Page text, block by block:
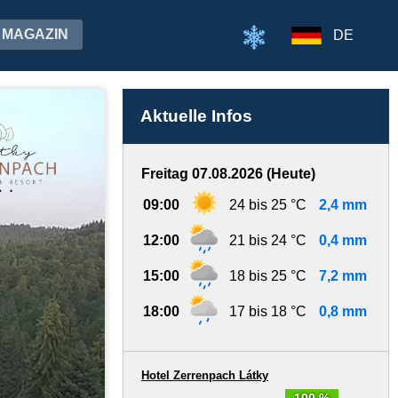
MAGAZIN DE
Aktuelle Infos
Freitag 07.08.2026 (Heute)
09:00 24 bis 25 °C 2,4 mm
12:00 21 bis 24 °C 0,4 mm
15:00 18 bis 25 °C 7,2 mm
18:00 17 bis 18 °C 0,8 mm
Hotel Zerrenpach Látky